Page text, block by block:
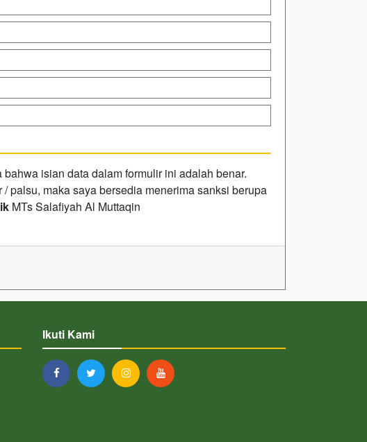
isian data dalam formulir ini adalah benar.
palsu, maka saya bersedia menerima sanksi berupa
MTs Salafiyah Al Muttaqin
Ikuti Kami